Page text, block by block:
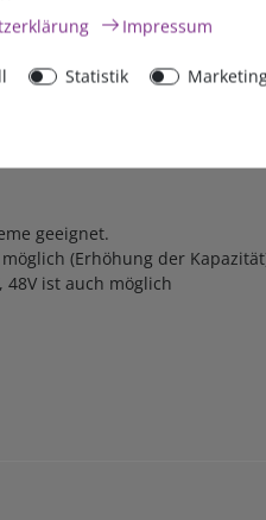
Batterie bei Kurzschluss
geeignet.
(Erhöhung der
48V ist auch möglich
Impressum
Statistik